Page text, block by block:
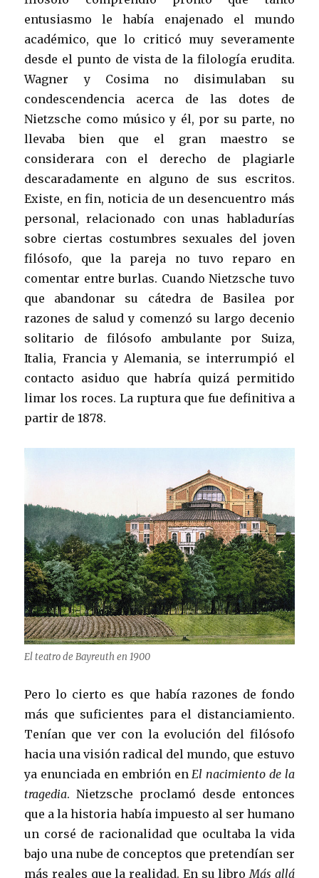
entusiasmo le había enajenado el mundo
académico, que lo criticó muy severamente
desde el punto de vista de la filología erudita.
Wagner y Cosima no disimulaban su
condescendencia acerca de las dotes de
Nietzsche como músico y él, por su parte, no
llevaba bien que el gran maestro se
considerara con el derecho de plagiarle
descaradamente en alguno de sus escritos.
Existe, en fin, noticia de un desencuentro más
personal, relacionado con unas habladurías
sobre ciertas costumbres sexuales del joven
filósofo, que la pareja no tuvo reparo en
comentar entre burlas. Cuando Nietzsche tuvo
que abandonar su cátedra de Basilea por
razones de salud y comenzó su largo decenio
solitario de filósofo ambulante por Suiza,
Italia, Francia y Alemania, se interrumpió el
contacto asiduo que habría quizá permitido
limar los roces. La ruptura que fue definitiva a
partir de 1878.
El teatro de Bayreuth en 1900
Pero lo cierto es que había razones de fondo
más que suficientes para el distanciamiento.
Tenían que ver con la evolución del filósofo
hacia una visión radical del mundo, que estuvo
ya enunciada en embrión enEl nacimiento de la
tragedia. Nietzsche proclamó desde entonces
que a la historia había impuesto al ser humano
un corsé de racionalidad que ocultaba la vida
bajo una nube de conceptos que pretendían ser
más reales que la realidad. En su libroMás allá